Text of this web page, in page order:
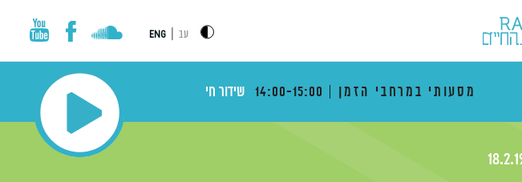
עב ENG
מסעותי במרחבי הזמן 14:00-15:00 שידור חי